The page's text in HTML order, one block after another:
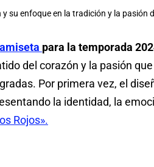
su enfoque en la tradición y la pasión
para la temporada
del corazón y la pasión
Por primera vez, el
la identidad, la
Rojos».